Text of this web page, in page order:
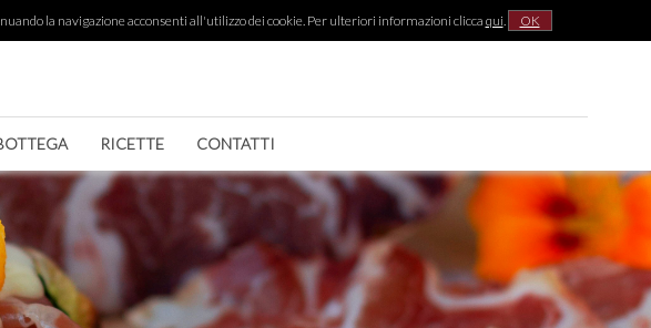
la navigazione acconsenti all'utilizzo dei cookie. Per ulteriori informazioni clicca qui. OK
|
RICETTE CONTATTI